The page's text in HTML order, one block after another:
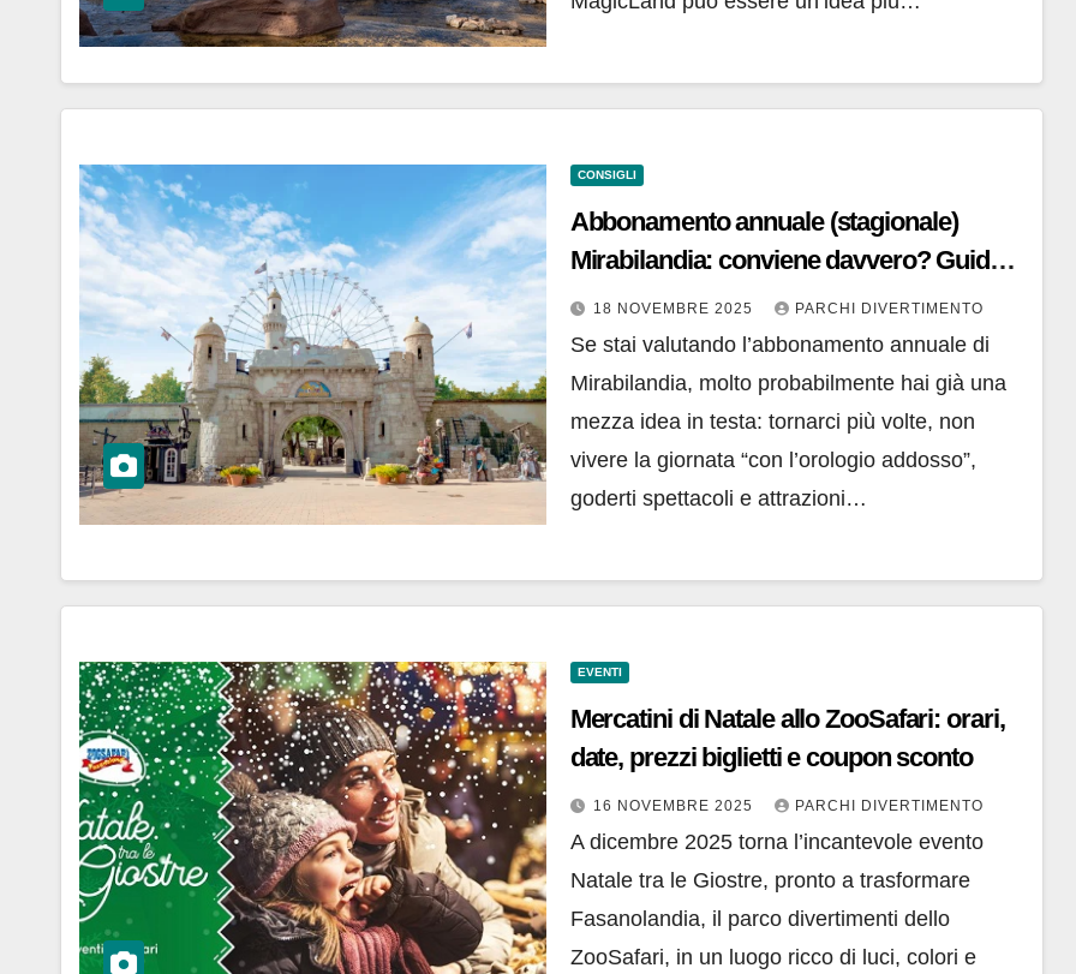
CONSIGLI
Abbonamento annuale (stagionale)
Mirabilandia: conviene davvero? Guida
per capire se fa per te
18 NOVEMBRE 2025 PARCHI DIVERTIMENTO
Se stai valutando l’abbonamento annuale di
Mirabilandia, molto probabilmente hai già una
mezza idea in testa: tornarci più volte, non
vivere la giornata “con l’orologio addosso”,
goderti spettacoli e attrazioni…
EVENTI
Mercatini di Natale allo ZooSafari: orari,
date, prezzi biglietti e coupon sconto
16 NOVEMBRE 2025 PARCHI DIVERTIMENTO
A dicembre 2025 torna l’incantevole evento
Natale tra le Giostre, pronto a trasformare
Fasanolandia, il parco divertimenti dello
ZooSafari, in un luogo ricco di luci, colori e